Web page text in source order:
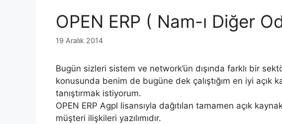
OPEN ERP ( Nam-ı Diğer
19 Aralık 2014
Bugün sizleri sistem ve network’ün dışında farklı bir
konusunda benim de bugüne dek çalıştığım en iyi açık
tanıştırmak istiyorum.
OPEN ERP Agpl lisansıyla dağıtılan tamamen açık
müşteri ilişkileri yazılımıdır.